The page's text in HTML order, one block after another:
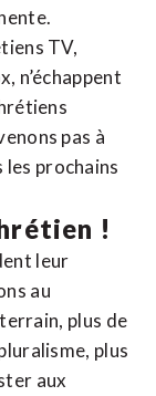
TV,
n’échappent
pas à
prochains
!
leur
au
plus de
plus
aux